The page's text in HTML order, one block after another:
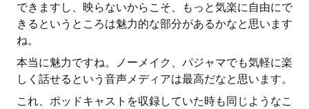
できますし、映らないからこそ、もっと気楽に自由にで
きるというところは魅力的な部分があるかなと思います
ね。
本当に魅力ですね。ノーメイク、パジャマでも気軽に楽
しく話せるという音声メディアは最高だなと思います。
これ、ポッドキャストを収録していた時も同じようなこ